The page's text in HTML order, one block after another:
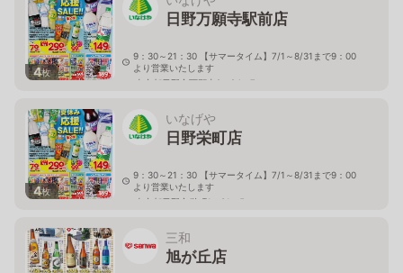
4枚
日野万願寺駅前店
9：30～21：30 【サマータイム】7/1～8/31まで9：00
より営業いたします
東京都日野市万願寺2－24－7
4枚
いなげや
日野栄町店
9：30～21：30 【サマータイム】7/1～8/31まで9：00
より営業いたします
東京都日野市栄町1－31－5
三和
旭が丘店